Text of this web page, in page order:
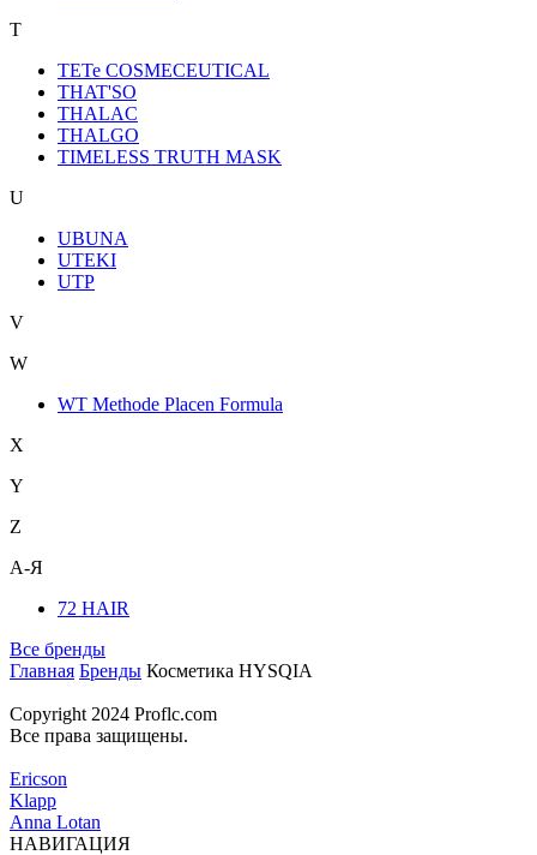
T
TETe COSMECEUTICAL
THAT'SO
THALAC
THALGO
TIMELESS TRUTH MASK
U
UBUNA
UTEKI
UTP
V
W
WT Methode Placen Formula
X
Y
Z
А-Я
72 HAIR
Все бренды
Главная Бренды Косметика HYSQIA
Copyright 2024 Proflc.com
Все права защищены.
Ericson
Klapp
Anna Lotan
НАВИГАЦИЯ